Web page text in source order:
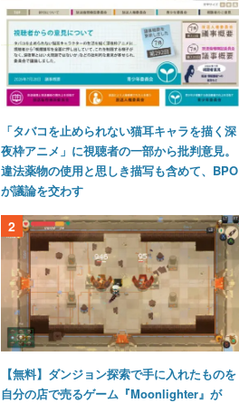
「タバコを止められない猫耳キャラを描く深
夜枠アニメ」に視聴者の一部から批判意見。
違法薬物の使用と思しき描写も含めて、BPO
が議論を交わす
2
【無料】ダンジョン探索で手に入れたものを
自分の店で売るゲーム『Moonlighter』が